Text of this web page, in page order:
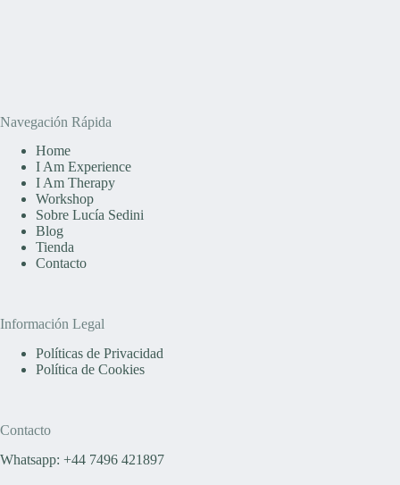
Navegación Rápida
Home
I Am Experience
I Am Therapy
Workshop
Sobre Lucía Sedini
Blog
Tienda
Contacto
Información Legal
Políticas de Privacidad
Política de Cookies
Contacto
Whatsapp: +44 7496 421897